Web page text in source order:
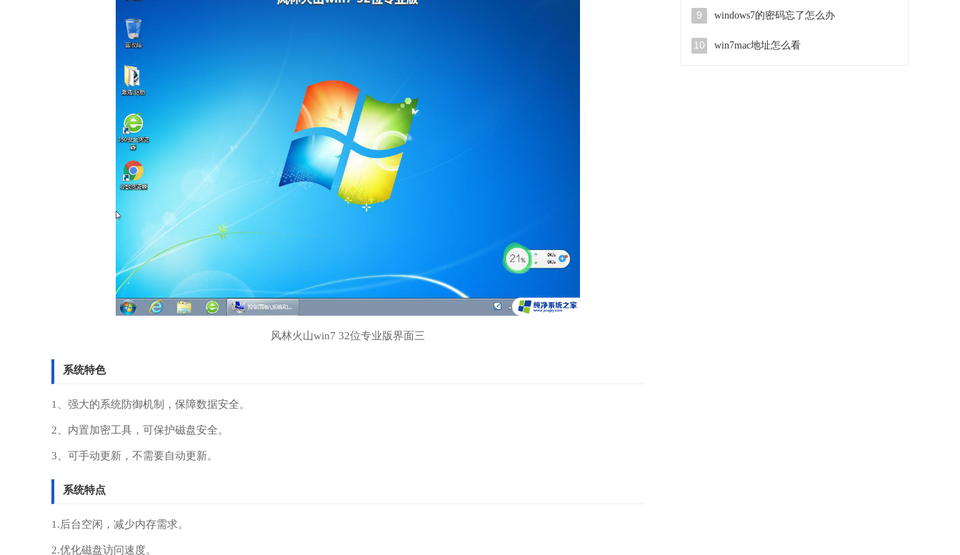
风林火山win7 32位专业版界面三
系统特色
1、强大的系统防御机制，保障数据安全。
2、内置加密工具，可保护磁盘安全。
3、可手动更新，不需要自动更新。
系统特点
1.后台空闲，减少内存需求。
2.优化磁盘访问速度。
9 windows7的密码忘了怎么办
10 win7mac地址怎么看